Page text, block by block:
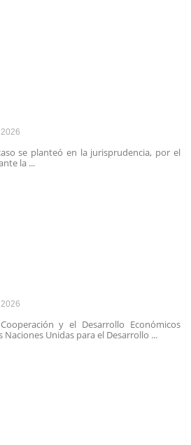
se planteó en la jurisprudencia, por el
la ...
y el Desarrollo Económicos
Naciones Unidas para el Desarrollo ...